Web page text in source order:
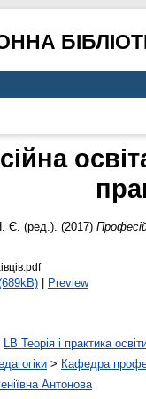
Є. (ред.). (2017)
| Preview
LB Теорія і практика
> Кафедра
Антонова